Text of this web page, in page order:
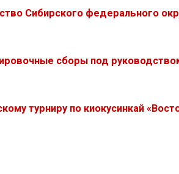
Сибирского федерального
сборы под
турниру по киокусинкай